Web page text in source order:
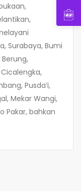
Surabaya, Bumi
Pusda’i,
Mekar Wangi,
Pakar, bahkan